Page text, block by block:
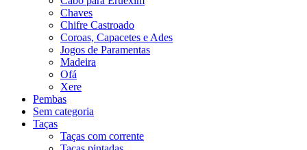
Chaves
Chifre Castroado
Coroas, Capacetes e Ades
Jogos de Paramentas
Madeira
Ofá
Xere
Pembas
Sem categoria
Taças
Taças com corrente